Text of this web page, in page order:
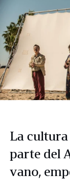
La
parte del
vano,